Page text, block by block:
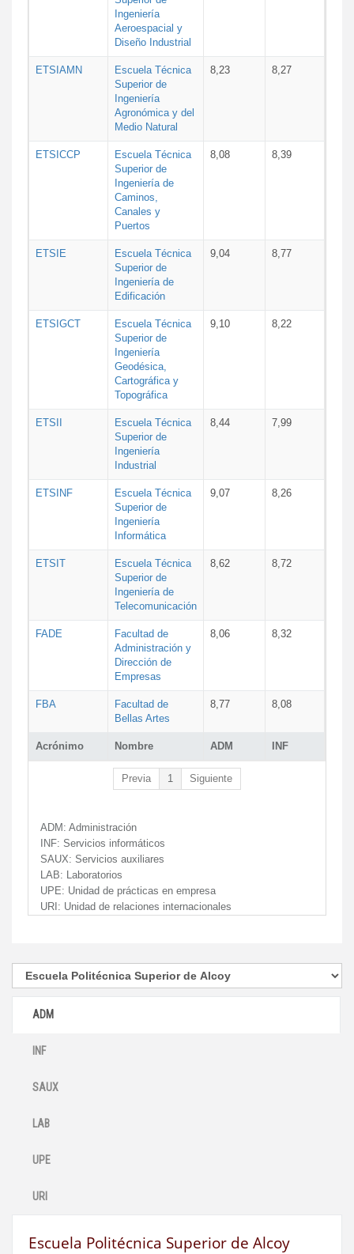
Acrónimo Nombre ADM INF
Ingeniería
Aeroespacial y
Diseño Industrial
ETSIAMN
Escuela Técnica
Superior de
Ingeniería
Agronómica y del
Medio Natural
8,23 8,27
ETSICCP
Escuela Técnica
Superior de
Ingeniería de
Caminos,
Canales y
Puertos
8,08 8,39
ETSIE
Escuela Técnica
Superior de
Ingeniería de
Edificación
9,04 8,77
ETSIGCT
Escuela Técnica
Superior de
Ingeniería
Geodésica,
Cartográfica y
Topográfica
9,10 8,22
ETSII
Escuela Técnica
Superior de
Ingeniería
Industrial
8,44 7,99
ETSINF
Escuela Técnica
Superior de
Ingeniería
Informática
9,07 8,26
ETSIT
Escuela Técnica
Superior de
Ingeniería de
Telecomunicación
8,62 8,72
FADE
Facultad de
Administración y
Dirección de
Empresas
8,06 8,32
FBA
Facultad de
Bellas Artes
8,77 8,08
Previa 1 Siguiente
ADM: Administración
INF: Servicios informáticos
SAUX: Servicios auxiliares
LAB: Laboratorios
UPE: Unidad de prácticas en empresa
URI: Unidad de relaciones internacionales
ADM
INF
SAUX
LAB
UPE
URI
Escuela Politécnica Superior de Alcoy